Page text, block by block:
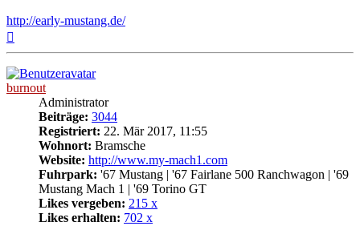
http://early-mustang.de/
burnout
Administrator
Beiträge: 3044
Registriert: 22. Mär 2017, 11:55
Wohnort: Bramsche
Website: http://www.my-mach1.com
Fuhrpark: '67 Mustang | '67 Fairlane 500 Ranchwagon | '69
Mustang Mach 1 | '69 Torino GT
Likes vergeben: 215 x
Likes erhalten: 702 x